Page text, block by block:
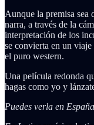
Aunque la premisa sea
narra, a través de la
interpretación de los
se convierta en un
el puro western.
Una película redonda
hagas como yo y
Puedes verla en